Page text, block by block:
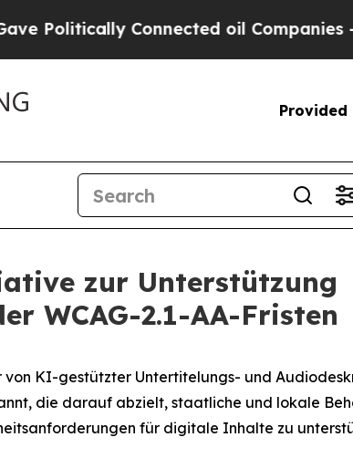
Connected oil Companies — not
Provided
zur Unterstützung
WCAG-2.1-AA-Fristen
von KI-gestützter Untertitelungs- und
die darauf abzielt, staatliche und lokale
für digitale Inhalte zu